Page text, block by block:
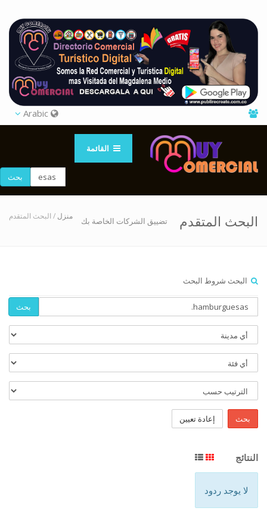
القائمة
بحث
البحث المتقدم تضييق الشركات الخاصة بك منزل / البحث المتقدم
البحث شروط البحث
بحث
بحث إعادة تعيين
النتائج
لا يوجد ردود